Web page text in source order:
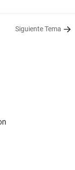
Siguiente Tema